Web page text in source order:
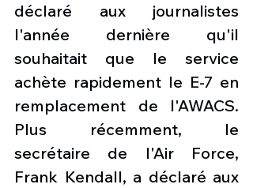
déclaré aux journalistes
l'année dernière qu'il
souhaitait que le service
achète rapidement le E-7 en
remplacement de l'AWACS.
Plus récemment, le
secrétaire de l'Air Force,
Frank Kendall, a déclaré aux